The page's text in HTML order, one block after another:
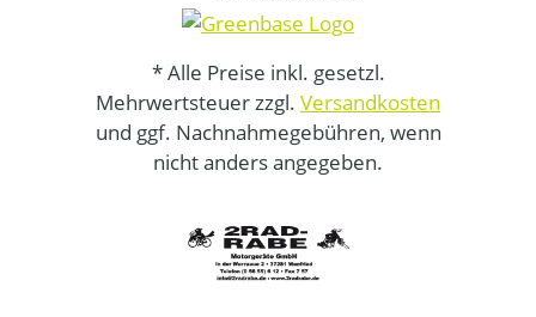
* Alle Preise inkl. gesetzl.
Mehrwertsteuer zzgl. Versandkosten
und ggf. Nachnahmegebühren, wenn
nicht anders angegeben.